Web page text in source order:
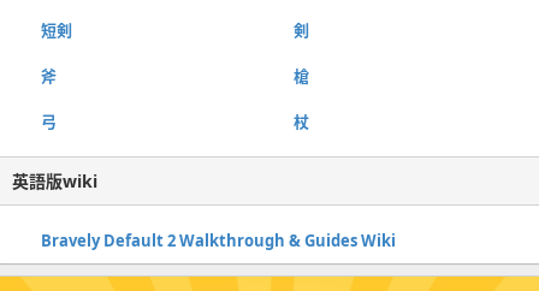
短剣 剣
斧 槍
弓 杖
英語版wiki
Bravely Default 2 Walkthrough & Guides Wiki